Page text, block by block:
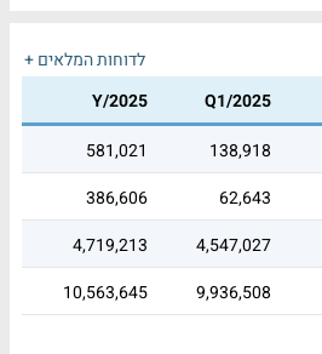
לדוחות המלאים +
Q1/2025
Y/2025
138,918
581,021
62,643
386,606
4,547,027
4,719,213
9,936,508
10,563,645